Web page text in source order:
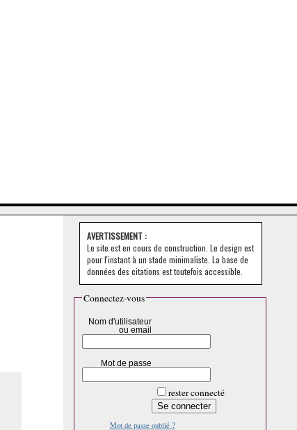
AVERTISSEMENT :
Le site est en cours de construction. Le design est
pour l'instant à un stade minimaliste. La base de
données des citations est toutefois accessible.
Connectez-vous
Nom d'utilisateur
ou email
Mot de passe
rester connecté
Mot de passe oublié ?